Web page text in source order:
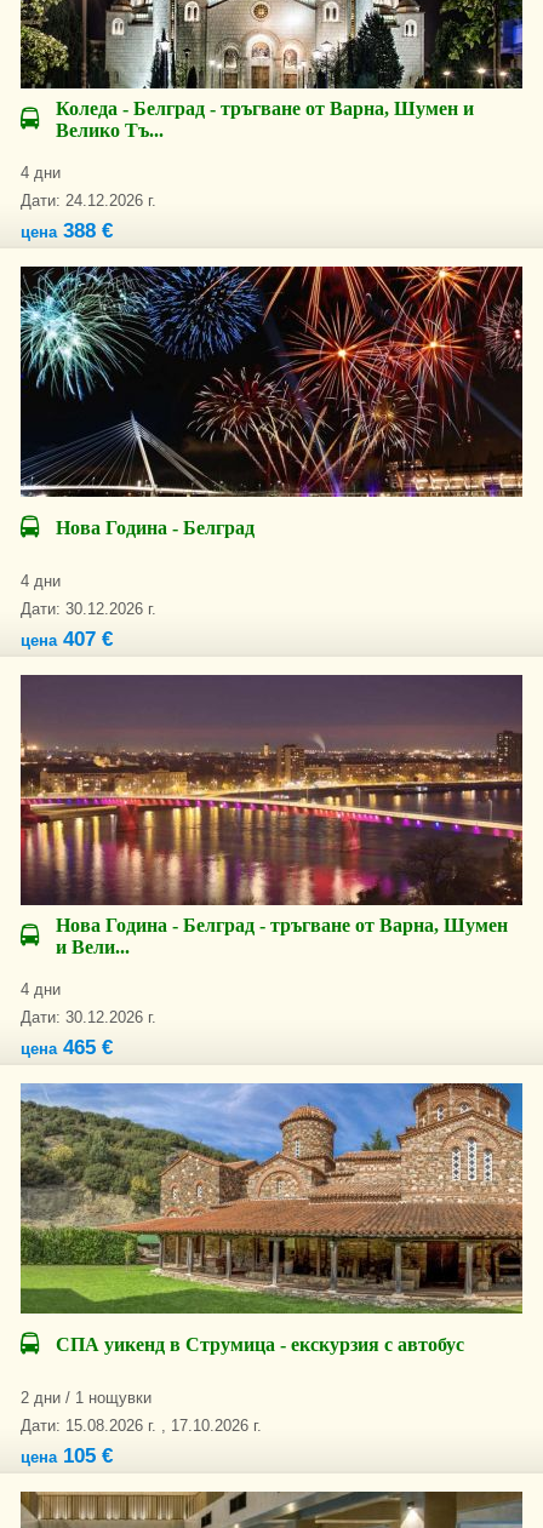
Коледа - Белград - тръгване от Варна, Шумен и
Велико Тъ...
4 дни
Дати: 24.12.2026 г.
цена388 €
Нова Година - Белград
4 дни
Дати: 30.12.2026 г.
цена407 €
Нова Година - Белград - тръгване от Варна, Шумен
и Вели...
4 дни
Дати: 30.12.2026 г.
цена465 €
СПА уикенд в Струмица - екскурзия с автобус
2 дни / 1 нощувки
Дати: 15.08.2026 г. , 17.10.2026 г.
цена105 €